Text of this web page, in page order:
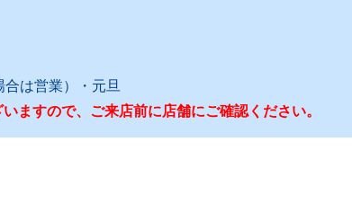
は営業）・元旦
ますので、ご来店前に店舗にご確認ください。